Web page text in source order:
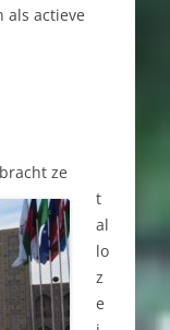
als actieve
bracht ze
t
al
lo
z
e